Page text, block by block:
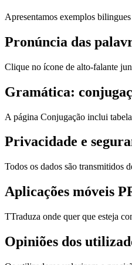
Apresentamos exemplos
Pronúncia das
Clique no ícone de alto-falante
Gramática:
A página Conjugação inclui
Privacidade e
Todos os dados são transmitidos
Aplicações móveis
TTraduza onde quer que esteja
Opiniões dos